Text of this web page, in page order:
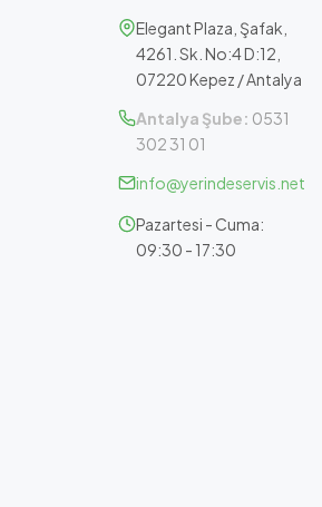
Elegant Plaza, Şafak,
4261. Sk. No:4 D:12,
07220 Kepez / Antalya
Antalya Şube: 0531
302 31 01
info@yerindeservis.net
Pazartesi - Cuma:
09:30 - 17:30